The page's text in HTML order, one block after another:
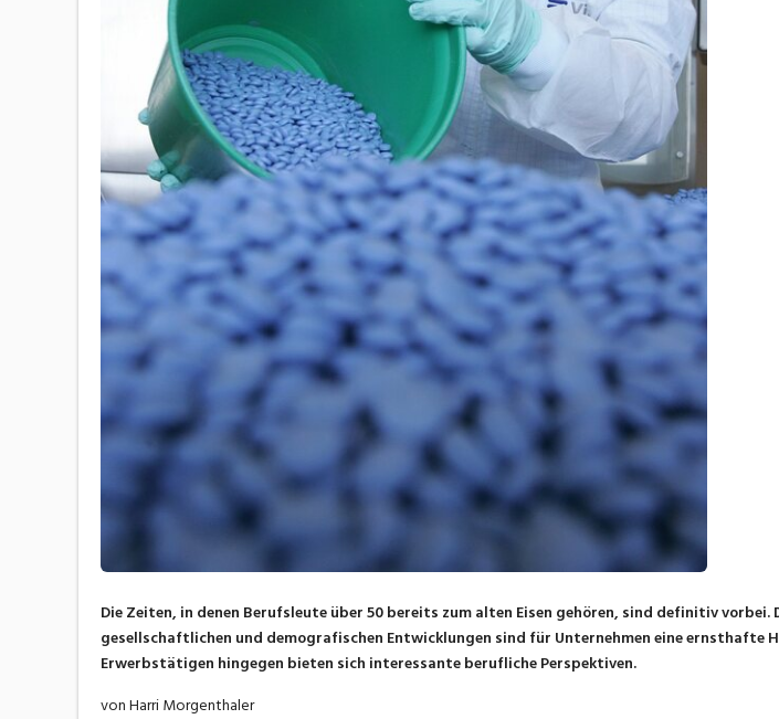
Die Zeiten, in denen Berufsleute über 50 bereits zum alten Eisen gehören, sind definitiv vorbei.
gesellschaftlichen und demografischen Entwicklungen sind für Unternehmen eine ernsthafte
Erwerbstätigen hingegen bieten sich interessante berufliche Perspektiven.
von Harri Morgenthaler